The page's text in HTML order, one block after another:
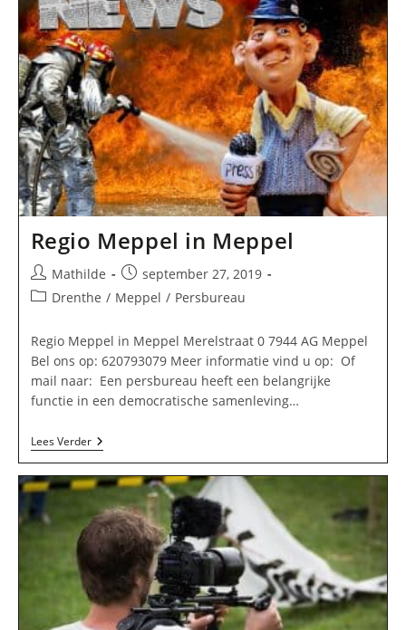
Regio Meppel in Meppel
Bericht
auteur:
Mathilde
Bericht
gepubliceerd
op:
september 27, 2019
Berichtcategorie:
Drenthe / Meppel / Persbureau
Regio Meppel in Meppel Merelstraat 0 7944 AG Meppel
Bel ons op: 620793079 Meer informatie vind u op: Of
mail naar: Een persbureau heeft een belangrijke
functie in een democratische samenleving…
Lees VerderRegio
Meppel
Meppel